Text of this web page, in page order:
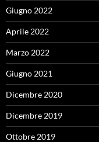
Giugno 2022
Aprile 2022
Marzo 2022
Giugno 2021
Dicembre 2020
Dicembre 2019
Ottobre 2019